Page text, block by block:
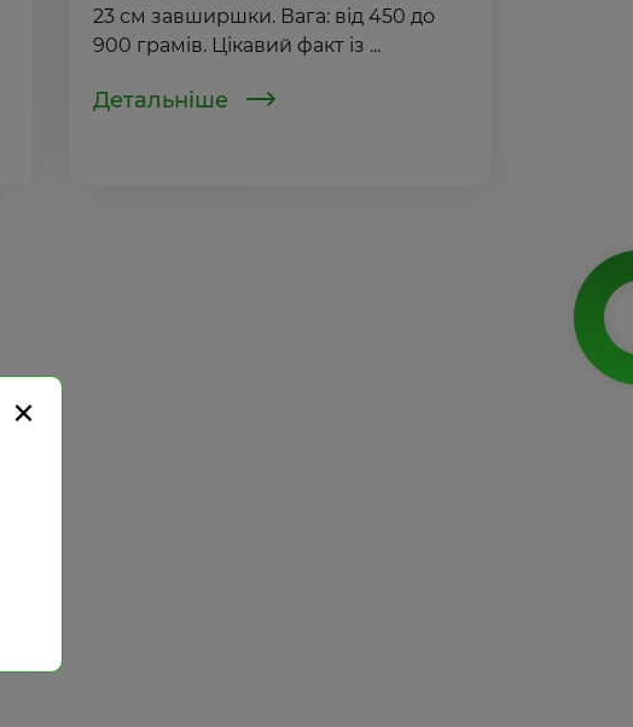
×
23 см завширшки. Вага: від 450 до
900 грамів. Цікавий факт із ...
Детальніше